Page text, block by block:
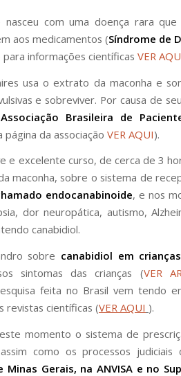
com uma doença rara que
aos medicamentos (Síndrome de
para informações científicas VER
usa o extrato da maconha e
e sobreviver. Por causa de
Associação Brasileira de
página da associação VER AQUI).
e excelente curso, de cerca de 3
maconha, sobre o sistema de
endocanabinoide, e nos
dor neuropática, autismo,
canabidiol.
sobre canabidiol em
sintomas das crianças (VER
feita no Brasil vem tendo
revistas científicas (VER AQUI ).
momento o sistema de
como os processos judiciais
Minas Gerais, na ANVISA e no